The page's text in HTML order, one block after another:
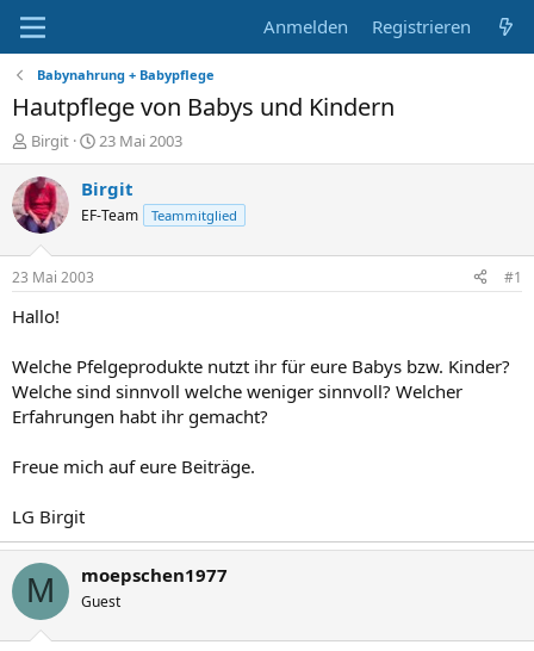
Anmelden Registrieren
Babynahrung + Babypflege
Hautpflege von Babys und Kindern
E
r
s
t
e
e
r
Birgit
E
r
s
e
t
23 Mai 2003
Birgit
EF-Team Teammitglied
23 Mai 2003 #1
Hallo!
Welche Pfelgeprodukte nutzt ihr für eure Babys bzw. Kinder?
Welche sind sinnvoll welche weniger sinnvoll? Welcher
Erfahrungen habt ihr gemacht?
Freue mich auf eure Beiträge.
LG Birgit
M moepschen1977
Guest